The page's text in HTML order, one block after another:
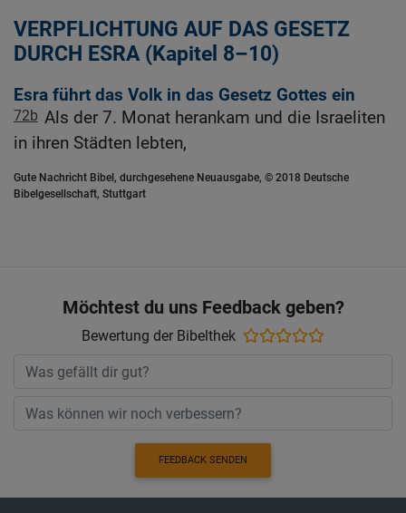
VERPFLICHTUNG AUF DAS GESETZ
DURCH ESRA (Kapitel 8–10)
Esra führt das Volk in das Gesetz Gottes ein
72b Als der 7. Monat herankam und die Israeliten
in ihren Städten lebten,
Gute Nachricht Bibel, durchgesehene Neuausgabe, © 2018 Deutsche
Bibelgesellschaft, Stuttgart
Möchtest du uns Feedback geben?
Bewertung der Bibelthek
FEEDBACK SENDEN